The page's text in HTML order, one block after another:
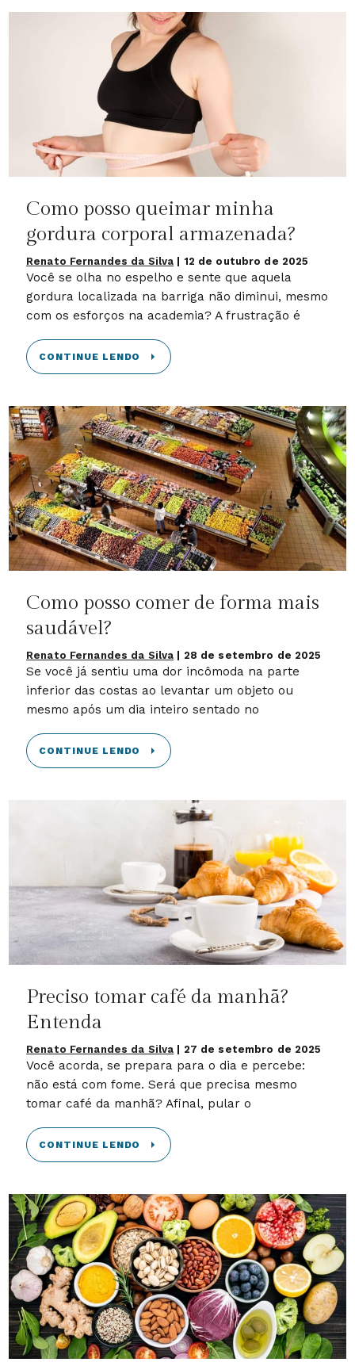
Como posso queimar minha
gordura corporal armazenada?
Renato Fernandes da Silva 12 de outubro de 2025
Você se olha no espelho e sente que aquela
gordura localizada na barriga não diminui, mesmo
com os esforços na academia? A frustração é
CONTINUE LENDO
Como posso comer de forma mais
saudável?
Renato Fernandes da Silva 28 de setembro de 2025
Se você já sentiu uma dor incômoda na parte
inferior das costas ao levantar um objeto ou
mesmo após um dia inteiro sentado no
CONTINUE LENDO
Preciso tomar café da manhã?
Entenda
Renato Fernandes da Silva 27 de setembro de 2025
Você acorda, se prepara para o dia e percebe:
não está com fome. Será que precisa mesmo
tomar café da manhã? Afinal, pular o
CONTINUE LENDO